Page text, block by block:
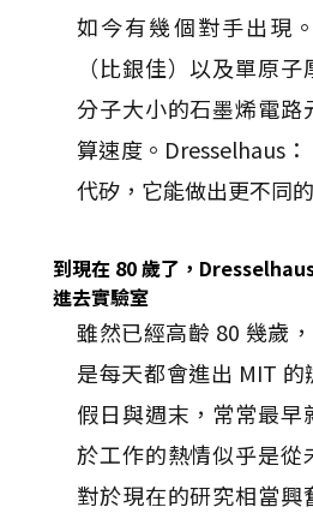
如今有幾個對手出現
（比銀佳）以及單原子
分子大小的石墨烯電路
算速度。Dresselhaus
代矽，它能做出更不同的
到現在 80 歲了，
進去實驗室
雖然已經高齡 80 幾歲
是每天都會進出 MIT 的
假日與週末，常常最早
於工作的熱情似乎是從
對於現在的研究相當興